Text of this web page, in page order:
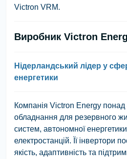
Victron VRM.
Виробник Victron
Нідерландський лідер у
енергетики
Компанія Victron Energy понад
обладнання для резервного
систем, автономної
електростанцій. Її інвертори
якість, адаптивність та